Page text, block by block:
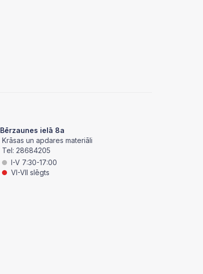
Bērzaunes ielā 8a
Krāsas un apdares materiāli
Tel: 28684205
I-V 7:30-17:00
VI-VII slēgts